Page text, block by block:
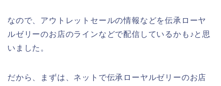
なので、アウトレットセールの情報などを伝承ローヤ
ルゼリーのお店のラインなどで配信しているかも♪と思
いました。
だから、まずは、ネットで伝承ローヤルゼリーのお店